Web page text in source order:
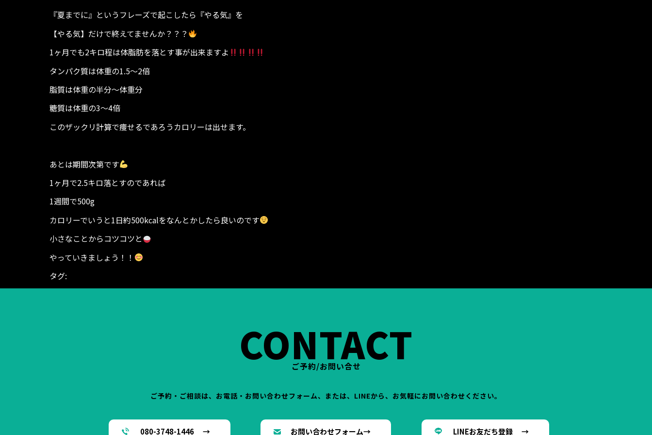
『夏までに』というフレーズで起こしたら『やる気』を
【やる気】だけで終えてませんか？？？
1ヶ月でも2キロ程は体脂肪を落とす事が出来ますよ
タンパク質は体重の1.5〜2倍
脂質は体重の半分〜体重分
糖質は体重の3〜4倍
このザックリ計算で痩せるであろうカロリーは出せます。
あとは期間次第です
1ヶ月で2.5キロ落とすのであれば
1週間で500g
カロリーでいうと1日約500kcalをなんとかしたら良いのです
小さなことからコツコツと
やっていきましょう！！
タグ:
ング富山県 高岡市 東中川町 ヒノキビル
CONTACT
ご予約/お問い合せ
ご予約・ご相談は、お電話・お問い合わせフォーム、または、LINEから、お気軽にお問い合わせください。
080-3748-1446 → お問い合わせフォーム→ LINEお友だち登録 →